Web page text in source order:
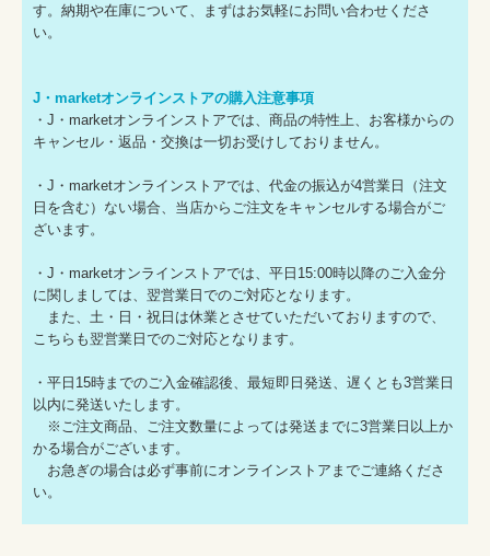
す。納期や在庫について、まずはお気軽にお問い合わせくださ
い。
J・marketオンラインストアの購入注意事項
・J・marketオンラインストアでは、商品の特性上、お客様からの
キャンセル・返品・交換は一切お受けしておりません。
・J・marketオンラインストアでは、代金の振込が4営業日（注文
日を含む）ない場合、当店からご注文をキャンセルする場合がご
ざいます。
・J・marketオンラインストアでは、平日15:00時以降のご入金分
に関しましては、翌営業日でのご対応となります。
また、土・日・祝日は休業とさせていただいておりますので、
こちらも翌営業日でのご対応となります。
・平日15時までのご入金確認後、最短即日発送、遅くとも3営業日
以内に発送いたします。
※ご注文商品、ご注文数量によっては発送までに3営業日以上か
かる場合がございます。
お急ぎの場合は必ず事前にオンラインストアまでご連絡くださ
い。